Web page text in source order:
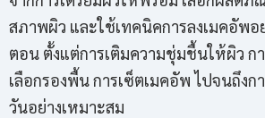
สภาพผิว และใช้เทคนิคการลงเมคอัพอ
ตอน ตั้งแต่การเติมความชุ่มชื้นให้ผิว กา
เลือกรองพื้น การเซ็ตเมคอัพ ไปจนถึงก
วันอย่างเหมาะสม